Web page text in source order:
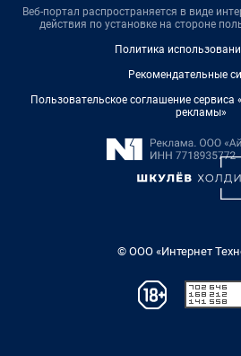
Веб-портал распространяется в виде
действия по установке на стороне
Политика
Рекомендательные
Пользовательское соглашение сервиса
рекламы»
© ООО «Интернет